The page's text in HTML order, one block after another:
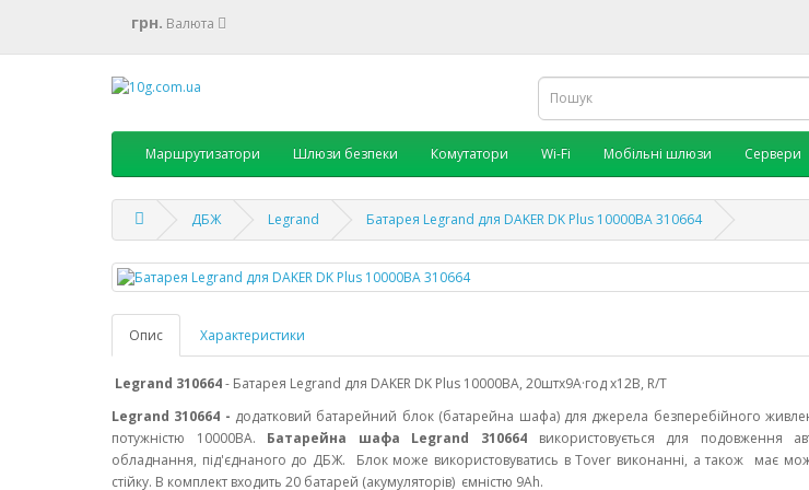
грн. Валюта
Маршрутизатори Шлюзи безпеки Комутатори Wi-Fi Мобільні шлюзи Сервери
ДБЖ Legrand Батарея Legrand для DAKER DK Plus 10000ВА 310664
Опис Характеристики
Legrand 310664- Батарея Legrand для DAKER DK Plus 10000ВА, 20штх9А·год х12В, R/T
Legrand 310664 - додатковий батарейний блок (батарейна шафа) для джерела безперебійного
потужністю 10000ВА. Батарейна шафа Legrand 310664 використовується для подовження
обладнання, під'єднаного до ДБЖ.
Блок може використовуватись в Tover виконанні, а також має
стійку. В комплект входить 20 батарей (акумуляторів) ємністю 9Аh.